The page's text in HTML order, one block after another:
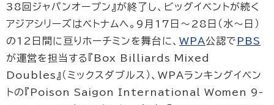
38回ジャパンオープン』が終了し、ビッグイベントが続く
アジアシリーズはベトナムへ。9月17日〜28日（水〜日）
の12日間に亘りホーチミンを舞台に、 WPA公認で PBS
が運営を担当する『Box Billiards Mixed
Doubles』（ミックスダブルス）、WPAランキングイベン
トの『Poison Saigon International Women 9-